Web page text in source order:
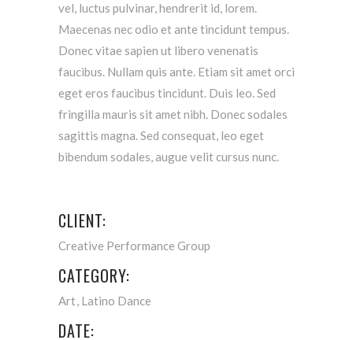
vel, luctus pulvinar, hendrerit id, lorem.
Maecenas nec odio et ante tincidunt tempus.
Donec vitae sapien ut libero venenatis
faucibus. Nullam quis ante. Etiam sit amet orci
eget eros faucibus tincidunt. Duis leo. Sed
fringilla mauris sit amet nibh. Donec sodales
sagittis magna. Sed consequat, leo eget
bibendum sodales, augue velit cursus nunc.
CLIENT:
Creative Performance Group
CATEGORY:
Art Latino Dance
DATE: